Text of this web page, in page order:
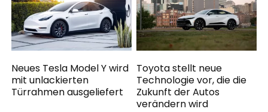
Neues Tesla Model Y wird
mit unlackierten
Türrahmen ausgeliefert
Toyota stellt neue
Technologie vor, die die
Zukunft der Autos
verändern wird